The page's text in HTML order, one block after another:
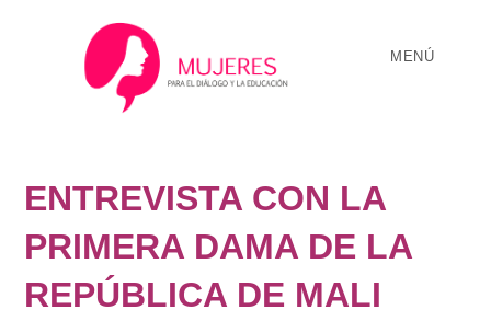
MENÚ
ENTREVISTA CON LA
PRIMERA DAMA DE LA
REPÚBLICA DE MALI